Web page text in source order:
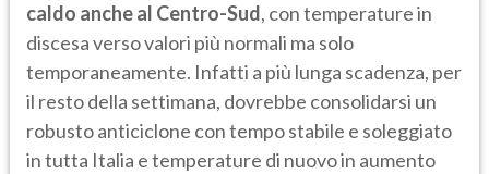
caldo anche al Centro-Sud, con temperature in
discesa verso valori più normali ma solo
temporaneamente. Infatti a più lunga scadenza, per
il resto della settimana, dovrebbe consolidarsi un
robusto anticiclone con tempo stabile e soleggiato
in tutta Italia e temperature di nuovo in aumento